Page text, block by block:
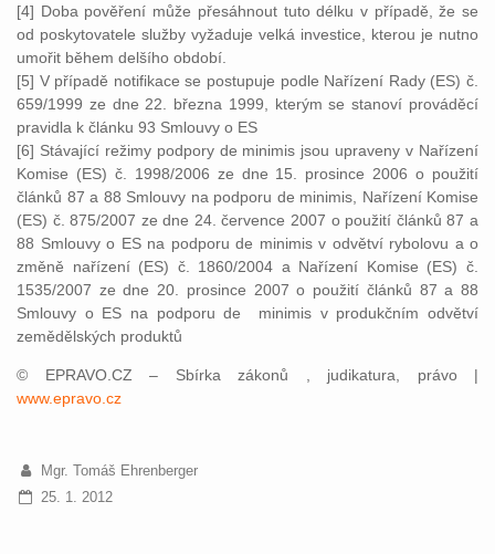
[4] Doba pověření může přesáhnout tuto délku v případě, že se
od poskytovatele služby vyžaduje velká investice, kterou je nutno
umořit během delšího období.
[5] V případě notifikace se postupuje podle Nařízení Rady (ES) č.
659/1999 ze dne 22. března 1999, kterým se stanoví prováděcí
pravidla k článku 93 Smlouvy o ES
[6] Stávající režimy podpory de minimis jsou upraveny v Nařízení
Komise (ES) č. 1998/2006 ze dne 15. prosince 2006 o použití
článků 87 a 88 Smlouvy na podporu de minimis, Nařízení Komise
(ES) č. 875/2007 ze dne 24. července 2007 o použití článků 87 a
88 Smlouvy o ES na podporu de minimis v odvětví rybolovu a o
změně nařízení (ES) č. 1860/2004 a Nařízení Komise (ES) č.
1535/2007 ze dne 20. prosince 2007 o použití článků 87 a 88
Smlouvy o ES na podporu de minimis v produkčním odvětví
zemědělských produktů
© EPRAVO.CZ – Sbírka zákonů , judikatura, právo |
www.epravo.cz
Mgr. Tomáš Ehrenberger
25. 1. 2012